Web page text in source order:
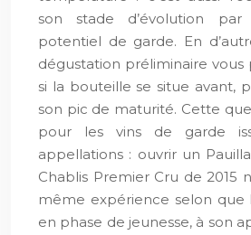
son stade d’évolution
potentiel de garde. En
dégustation préliminaire vous
si la bouteille se situe avant,
son pic de maturité. Cette
pour les vins de garde
appellations : ouvrir un
Chablis Premier Cru de 2015
même expérience selon que
en phase de jeunesse, à son